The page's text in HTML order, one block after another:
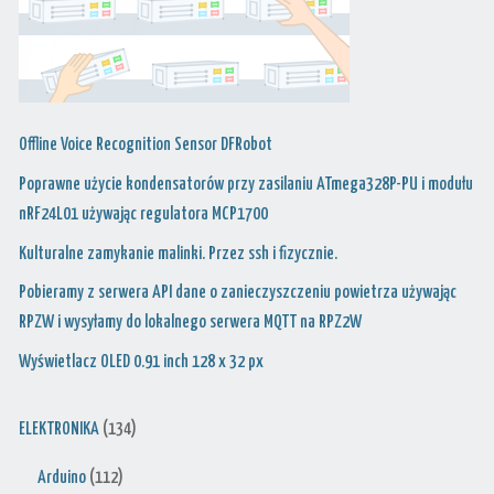
Offline Voice Recognition Sensor DFRobot
Poprawne użycie kondensatorów przy zasilaniu ATmega328P-PU i modułu
nRF24L01 używając regulatora MCP1700
Kulturalne zamykanie malinki. Przez ssh i fizycznie.
Pobieramy z serwera API dane o zanieczyszczeniu powietrza używając
RPZW i wysyłamy do lokalnego serwera MQTT na RPZ2W
Wyświetlacz OLED 0.91 inch 128 x 32 px
ELEKTRONIKA (134)
Arduino (112)